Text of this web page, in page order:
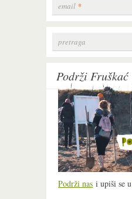
email *
Search form
pretraga
Podrži Fruškać
Podrži nas i upiši se u